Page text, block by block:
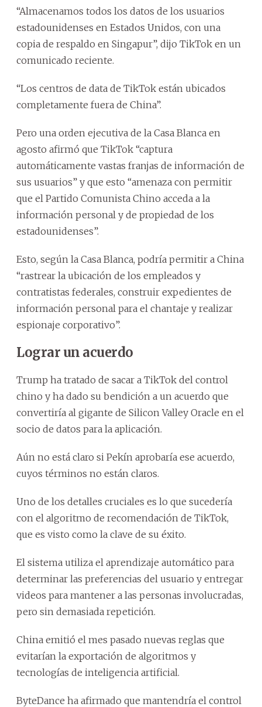
“Almacenamos todos los datos de los usuarios
estadounidenses en Estados Unidos, con una
copia de respaldo en Singapur”, dijo TikTok en un
comunicado reciente.
“Los centros de data de TikTok están ubicados
completamente fuera de China”.
Pero una orden ejecutiva de la Casa Blanca en
agosto afirmó que TikTok “captura
automáticamente vastas franjas de información de
sus usuarios” y que esto “amenaza con permitir
que el Partido Comunista Chino acceda a la
información personal y de propiedad de los
estadounidenses”.
Esto, según la Casa Blanca, podría permitir a China
“rastrear la ubicación de los empleados y
contratistas federales, construir expedientes de
información personal para el chantaje y realizar
espionaje corporativo”.
Lograr un acuerdo
Trump ha tratado de sacar a TikTok del control
chino y ha dado su bendición a un acuerdo que
convertiría al gigante de Silicon Valley Oracle en el
socio de datos para la aplicación.
Aún no está claro si Pekín aprobaría ese acuerdo,
cuyos términos no están claros.
Uno de los detalles cruciales es lo que sucedería
con el algoritmo de recomendación de TikTok,
que es visto como la clave de su éxito.
El sistema utiliza el aprendizaje automático para
determinar las preferencias del usuario y entregar
videos para mantener a las personas involucradas,
pero sin demasiada repetición.
China emitió el mes pasado nuevas reglas que
evitarían la exportación de algoritmos y
tecnologías de inteligencia artificial.
ByteDance ha afirmado que mantendría el control